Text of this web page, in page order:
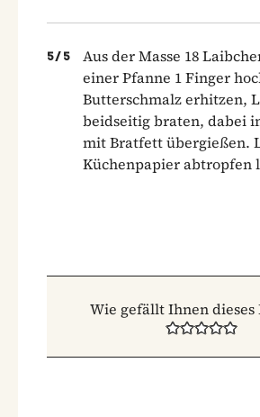
5/ 5
Aus der Masse 18
einer Pfanne 1 Finger
Butterschmalz erhitzen,
beidseitig braten, dabei
mit Bratfett übergießen.
Küchenpapier abtropfen
Wie gefällt Ihnen dieses